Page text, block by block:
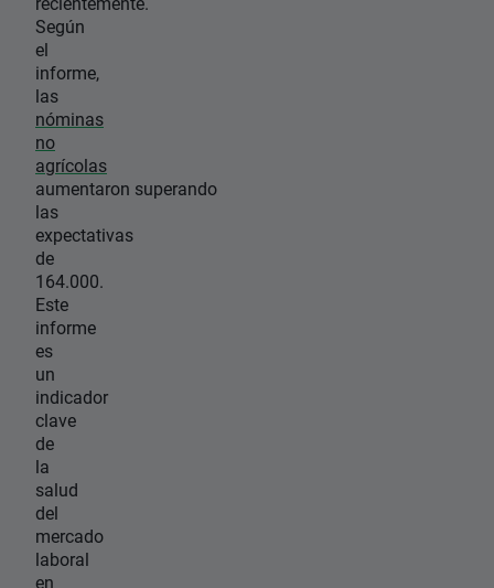
Según
el
informe,
las
nóminas
no
agrícolas
aumentaron superando
las
expectativas
de
164.000.
Este
informe
es
un
indicador
clave
de
la
salud
del
mercado
laboral
en